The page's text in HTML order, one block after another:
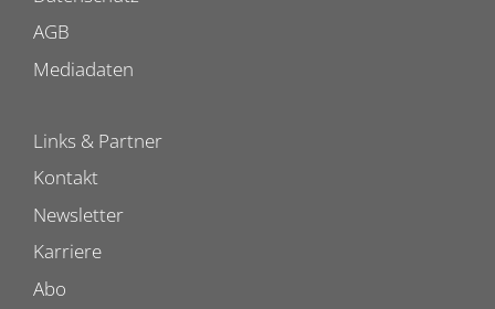
AGB
Mediadaten
Links & Partner
Kontakt
Newsletter
Karriere
Abo